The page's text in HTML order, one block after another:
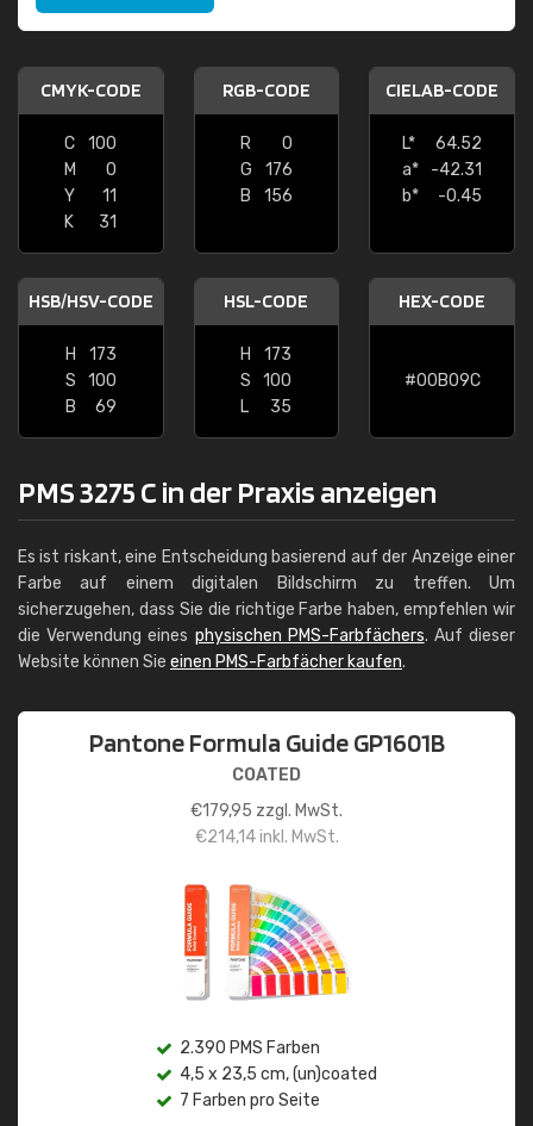
CMYK-CODE
C
100
M
0
Y
11
K
31
RGB-CODE
R
0
G
176
B
156
CIELAB-CODE
L*
64.52
a*
-42.31
b*
-0.45
HSB/HSV-CODE
H
173
S
100
B
69
HSL-CODE
H
173
S
100
L
35
HEX-CODE
#00B09C
PMS 3275 C in der Praxis anzeigen
Es ist riskant, eine Entscheidung basierend auf der Anzeige einer
Farbe auf einem digitalen Bildschirm zu treffen. Um
sicherzugehen, dass Sie die richtige Farbe haben, empfehlen wir
die Verwendung eines physischen PMS-Farbfächers. Auf dieser
Website können Sie einen PMS-Farbfächer kaufen.
Pantone Formula Guide GP1601B
COATED
€179,95 zzgl. MwSt.
€214,14inkl. MwSt.
2.390 PMS Farben
4,5 x 23,5 cm, (un)coated
7 Farben pro Seite